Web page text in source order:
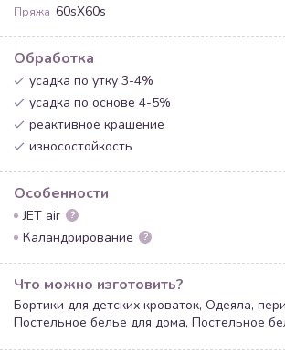
Пряжа 60sX60s
Обработка
усадка по утку 3-4%
усадка по основе 4-5%
реактивное крашение
износостойкость
Особенности
JET air ?
Каландрирование ?
Что можно изготовить?
Бортики для детских кроваток, Одеяла,
Постельное белье для дома, Постельное